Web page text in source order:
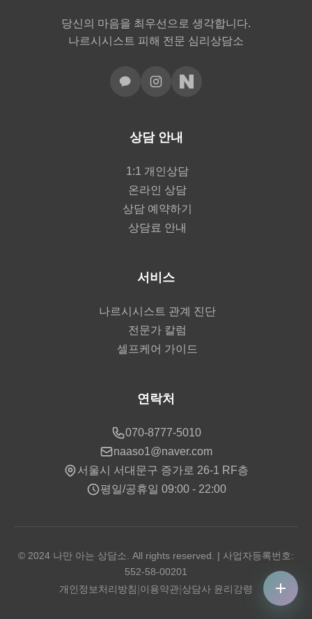
당신의 마음을 최우선으로 생각합니다.
나르시시스트 피해 전문 심리상담소
상담 안내
1:1 개인상담
온라인 상담
상담 예약하기
상담료 안내
서비스
나르시시스트 관계 진단
전문가 칼럼
셀프케어 가이드
연락처
070-8777-5010
naaso1@naver.com
서울시 서대문구 증가로 26-1 RF층
평일/공휴일 09:00 - 22:00
© 2024 나만 아는 상담소. All rights reserved. | 사업자등록번호:
552-58-00201
개인정보처리방침 이용약관 상담사 윤리강령